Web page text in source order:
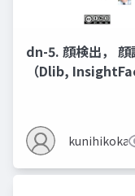
dn-5. 顔検出， 顔
（Dlib,